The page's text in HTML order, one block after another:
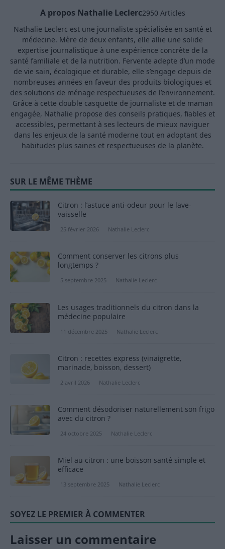
A propos Nathalie Leclerc2950 Articles
Nathalie Leclerc est une journaliste spécialisée en santé et
médecine. Mère de deux enfants, elle allie une solide
expertise journalistique à une expérience concrète de la
santé familiale et de la nutrition. Fervente adepte d’un mode
de vie sain, écologique et durable, elle s’engage depuis de
nombreuses années en faveur des produits biologiques et
des solutions de ménage respectueuses de l’environnement.
Grâce à cette double casquette de journaliste et de maman
engagée, Nathalie propose des conseils pratiques, fiables et
accessibles, permettant à ses lecteurs de mieux naviguer
dans les enjeux de la santé moderne tout en adoptant des
habitudes plus saines et respectueuses de la planète.
SUR LE MÊME THÈME
Citron : l’astuce anti-odeur pour le lave-
vaisselle
25 février 2026 Nathalie Leclerc
Comment conserver les citrons plus
longtemps ?
5 septembre 2025 Nathalie Leclerc
Les usages traditionnels du citron dans la
médecine populaire
11 décembre 2025 Nathalie Leclerc
Citron : recettes express (vinaigrette,
marinade, boisson, dessert)
2 avril 2026 Nathalie Leclerc
Comment désodoriser naturellement son frigo
avec du citron ?
24 octobre 2025 Nathalie Leclerc
Miel au citron : une boisson santé simple et
efficace
13 septembre 2025 Nathalie Leclerc
SOYEZ LE PREMIER À COMMENTER
Laisser un commentaire